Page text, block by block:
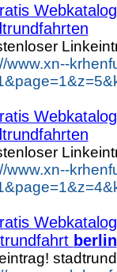
www.xn--
www.xn--
berlin